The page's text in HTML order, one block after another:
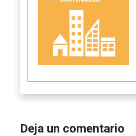
Deja un comentario